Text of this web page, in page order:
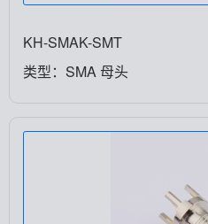
KH-SMAK-SMT
类型：SMA 母头